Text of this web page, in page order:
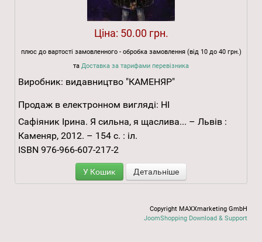
Ціна: 50.00 грн.
плюс до вартості замовленного - обробка замовлення (від 10 до 40 грн.)
та Доставка за тарифами перевізника
Виробник: видавництво "КАМЕНЯР"
Продаж в електронном вигляді: НІ
Сафіяник Ірина. Я сильна, я щаслива... – Львів :
Каменяр, 2012. – 154 с. : іл.
ISBN 976-966-607-217-2
У Кошик Детальніше
Copyright MAXXmarketing GmbH
JoomShopping Download & Support